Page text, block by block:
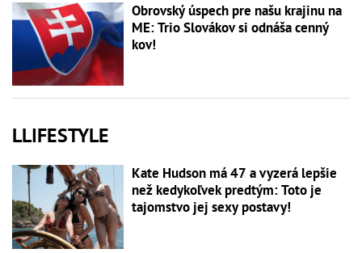
Obrovský úspech pre našu krajinu na
ME: Trio Slovákov si odnáša cenný
kov!
LLIFESTYLE
Kate Hudson má 47 a vyzerá lepšie
než kedykoľvek predtým: Toto je
tajomstvo jej sexy postavy!